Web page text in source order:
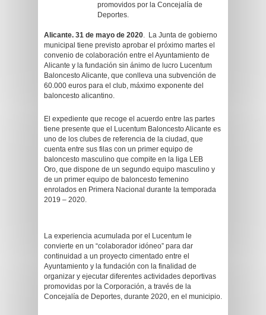
promovidos por la Concejalía de
Deportes.
Alicante. 31 de mayo de 2020. La Junta de gobierno
municipal tiene previsto aprobar el próximo martes el
convenio de colaboración entre el Ayuntamiento de
Alicante y la fundación sin ánimo de lucro Lucentum
Baloncesto Alicante, que conlleva una subvención de
60.000 euros para el club, máximo exponente del
baloncesto alicantino.
El expediente que recoge el acuerdo entre las partes
tiene presente que el Lucentum Baloncesto Alicante es
uno de los clubes de referencia de la ciudad, que
cuenta entre sus filas con un primer equipo de
baloncesto masculino que compite en la liga LEB
Oro, que dispone de un segundo equipo masculino y
de un primer equipo de baloncesto femenino
enrolados en Primera Nacional durante la temporada
2019 – 2020.
La experiencia acumulada por el Lucentum le
convierte en un “colaborador idóneo” para dar
continuidad a un proyecto cimentado entre el
Ayuntamiento y la fundación con la finalidad de
organizar y ejecutar diferentes actividades deportivas
promovidas por la Corporación, a través de la
Concejalía de Deportes, durante 2020, en el municipio.